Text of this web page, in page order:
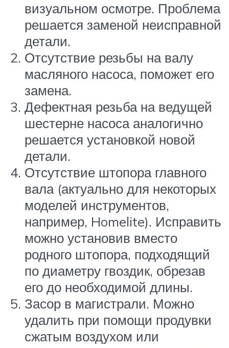
визуальном осмотре. Проблема
решается заменой неисправной
детали.
Отсутствие резьбы на валу
масляного насоса, поможет его
замена.
Дефектная резьба на ведущей
шестерне насоса аналогично
решается установкой новой
детали.
Отсутствие штопора главного
вала (актуально для некоторых
моделей инструментов,
например, Homelite). Исправить
можно установив вместо
родного штопора, подходящий
по диаметру гвоздик, обрезав
его до необходимой длины.
Засор в магистрали. Можно
удалить при помощи продувки
сжатым воздухом или